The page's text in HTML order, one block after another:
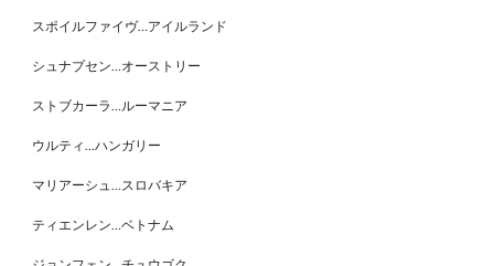
スポイルファイヴ…アイルランド
シュナプセン…オーストリー
ストブカーラ…ルーマニア
ウルティ…ハンガリー
マリアーシュ…スロバキア
ティエンレン…ベトナム